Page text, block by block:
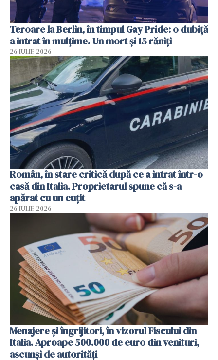
Teroare la Berlin, în timpul Gay Pride: o dubiță
a intrat în mulțime. Un mort și 15 răniți
26 IULIE 2026
Român, în stare critică după ce a intrat într-o
casă din Italia. Proprietarul spune că s-a
apărat cu un cuțit
26 IULIE 2026
Menajere și îngrijitori, în vizorul Fiscului din
Italia. Aproape 500.000 de euro din venituri,
ascunși de autorități